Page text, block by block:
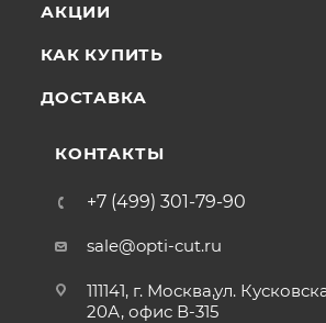
АКЦИИ
КАК КУПИТЬ
ДОСТАВКА
КОНТАКТЫ
+7 (499) 301-79-90
sale@opti-cut.ru
111141, г. Москва,ул.
20А, офис В-315